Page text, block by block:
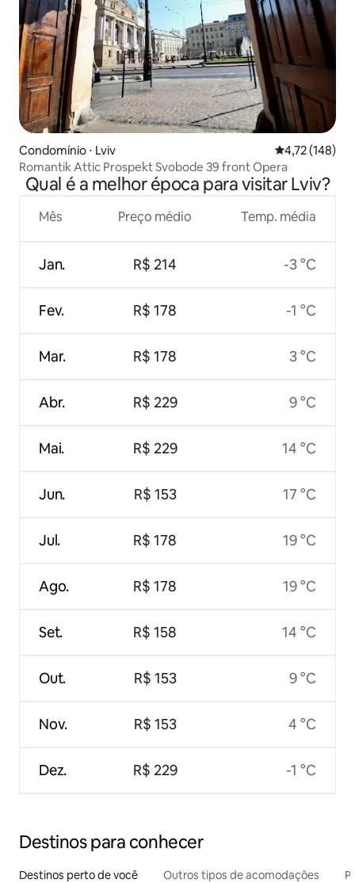
Condomínio ⋅ Lviv 4,72 de uma
4,72 (148)
Romantik Attic Prospekt Svobode 39 front Opera
Qual é a melhor época para visitar Lviv?
Mês
Jan.
Fev.
Mar.
Abr.
Mai.
Jun.
Jul.
Ago.
Set.
Out.
Nov.
Dez.
Preço médio
R$ 214
R$ 178
R$ 178
R$ 229
R$ 229
R$ 153
R$ 178
R$ 178
R$ 158
R$ 153
R$ 153
R$ 229
Temp. média
-3 °C
-1 °C
3 °C
9 °C
14 °C
17 °C
19 °C
19 °C
14 °C
9 °C
4 °C
-1 °C
Destinos para conhecer
Destinos perto de você Outros tipos de acomodações